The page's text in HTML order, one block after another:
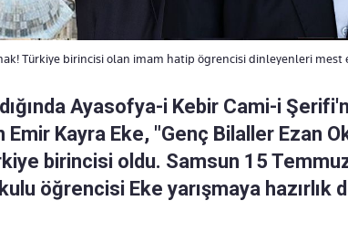
Türkiye birincisi olan imam hatip ögrencisi dinleyenleri mest
Ayasofya-i Kebir Cami-i
Emir Kayra Eke, "Genç Bilaller Ezan
birincisi oldu. Samsun 15
öğrencisi Eke yarışmaya hazırlık